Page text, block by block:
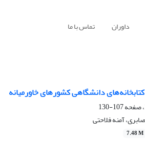
داوران تماس با ما
107-130
آمنه فلاحتی
7.48 M